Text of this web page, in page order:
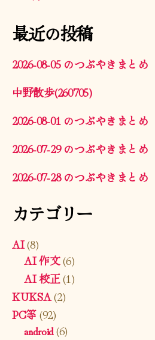
最近の投稿
2026-08-05 のつぶやきまとめ
中野散歩(260705)
2026-08-01 のつぶやきまとめ
2026-07-29 のつぶやきまとめ
2026-07-28 のつぶやきまとめ
カテゴリー
AI(8)
AI 作文(6)
AI 校正(1)
KUKSA(2)
PC等(92)
android(6)